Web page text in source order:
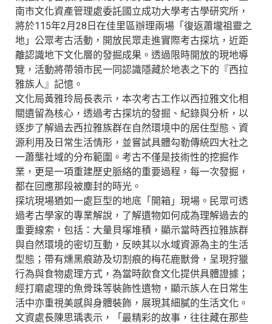
南市文化資產管理處委託國立成功大學考古學研究所，
將於115年2月28日在佳里區辦理兩場「復返蕭壠祖靈之
地」公眾考古活動，開放民眾走進實際考古探坑，近距
離認識地下文化層的發掘成果。透過限時開放的現地導
覽，活動將帶領市民一同認識隱藏於地表之下的『西拉
雅族人』記憶。
文化局黃雅玲局長表示，本次考古工作以西拉雅文化相
關遺留為核心，透過考古探坑的發掘、紀錄與分析，以
逐步了解過去西拉雅族群在自然環境中的居住型態、資
源利用及日常生活情形，並嘗試具體勾勒傳統四大社之
一蕭壟社域的分布範圍。考古不僅是技術性的挖掘作
業，更是一項重建歷史脈絡的重要過程，每一次發掘，
都在回應那段被塵封的時光。
探坑現場猶如一處巨型的地底「開箱」現場。民眾可透
過考古學家的專業解說，了解遺物如何成為理解過去的
重要線索，包括：大量貝塚堆積，顯示當時西拉雅族群
與自然環境的密切互動，反映其以水域資源為主的生活
型態；帶有燻黑痕跡及切割痕的梅花鹿獸骨，呈現狩獵
行為與食物處理方式，為當時飲食文化提供具體證據；
經打磨處理的魚骨珠等裝飾性遺物，顯示族人在日常生
活中亦重視美感與身體裝飾，展現其細膩的生活文化。
文資處長陳思瑀表示，「最精彩的故事，往往藏在那些